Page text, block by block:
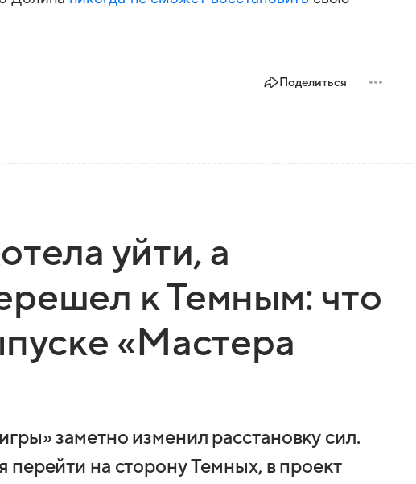
Поделиться
уйти, а
к Темным: что
«Мастера
заметно изменил расстановку сил.
перейти на сторону Темных, в проект